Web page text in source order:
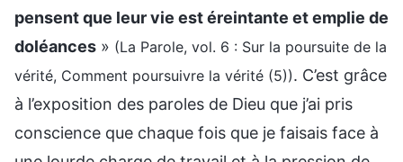
pensent que leur vie est éreintante et emplie de
doléances » (La Parole, vol. 6 : Sur la poursuite de la
vérité, Comment poursuivre la vérité (5)). C’est grâce
à l’exposition des paroles de Dieu que j’ai pris
conscience que chaque fois que je faisais face à